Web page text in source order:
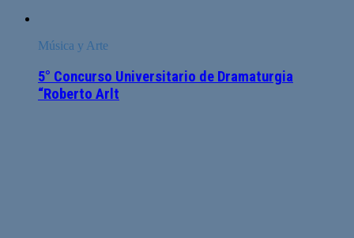
Música y Arte
5° Concurso Universitario de Dramaturgia
“Roberto Arlt